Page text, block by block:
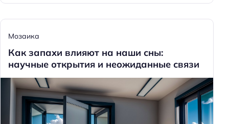
Мозаика
Как запахи влияют на наши сны:
научные открытия и неожиданные связи